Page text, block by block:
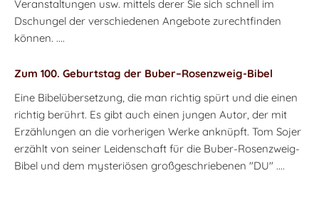
Veranstaltungen usw. mittels derer Sie sich schnell im
Dschungel der verschiedenen Angebote zurechtfinden
können. ....
Zum 100. Geburtstag der Buber–Rosenzweig-Bibel
Eine Bibelübersetzung, die man richtig spürt und die einen
richtig berührt. Es gibt auch einen jungen Autor, der mit
Erzählungen an die vorherigen Werke anknüpft. Tom Sojer
erzählt von seiner Leidenschaft für die Buber-Rosenzweig-
Bibel und dem mysteriösen großgeschriebenen "DU" ....